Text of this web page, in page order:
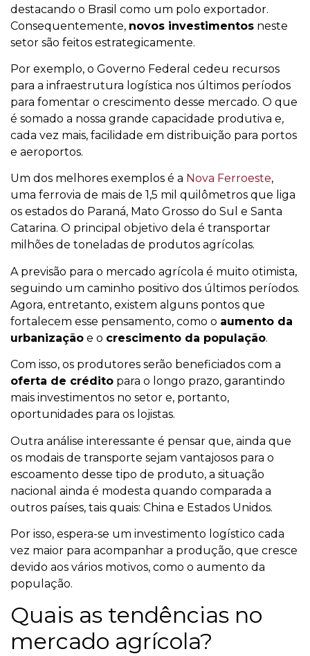
destacando o Brasil como um polo exportador.
Consequentemente, novos investimentos neste
setor são feitos estrategicamente.
Por exemplo, o Governo Federal cedeu recursos
para a infraestrutura logística nos últimos períodos
para fomentar o crescimento desse mercado. O que
é somado a nossa grande capacidade produtiva e,
cada vez mais, facilidade em distribuição para portos
e aeroportos.
Um dos melhores exemplos é a Nova Ferroeste,
uma ferrovia de mais de 1,5 mil quilômetros que liga
os estados do Paraná, Mato Grosso do Sul e Santa
Catarina. O principal objetivo dela é transportar
milhões de toneladas de produtos agrícolas.
A previsão para o mercado agrícola é muito otimista,
seguindo um caminho positivo dos últimos períodos.
Agora, entretanto, existem alguns pontos que
fortalecem esse pensamento, como o aumento da
urbanização e o crescimento da população.
Com isso, os produtores serão beneficiados com a
oferta de crédito para o longo prazo, garantindo
mais investimentos no setor e, portanto,
oportunidades para os lojistas.
Outra análise interessante é pensar que, ainda que
os modais de transporte sejam vantajosos para o
escoamento desse tipo de produto, a situação
nacional ainda é modesta quando comparada a
outros países, tais quais: China e Estados Unidos.
Por isso, espera-se um investimento logístico cada
vez maior para acompanhar a produção, que cresce
devido aos vários motivos, como o aumento da
população.
Quais as tendências no
mercado agrícola?